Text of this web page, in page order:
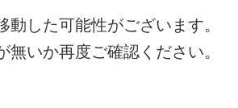
es un squishy
した可能性がございます。
いか再度ご確認ください。